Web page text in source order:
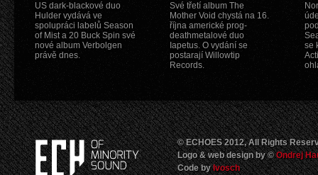
US dark-blackové duo
Hulder vydává ve
spolupráci labelů Season
of Mist a 20 Buck Spin své
nové album Verbolgen
právě dnes.
Své třetí album The
Mother Void chystá na 16.
října americké prog-
deathmetalové duo
Iapetus. O vydání se
postarají Willowtip
Records.
se
© ECHOES 2012, All Rights
Logo & web design by ©Ondrej
Code byIvosch